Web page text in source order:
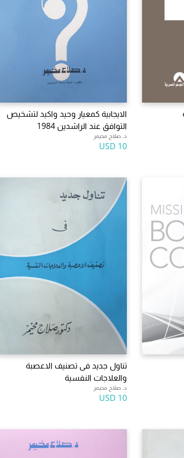
الايجابية كمعيار وحيد واكيد لتشخيص
التوافق عند الراشدين 1984
د. صلاح مخيمر
10 USD
تناول جديد فى تصنيف الاعصبة
والعلاجات النفسية
د. صلاح مخيمر
10 USD